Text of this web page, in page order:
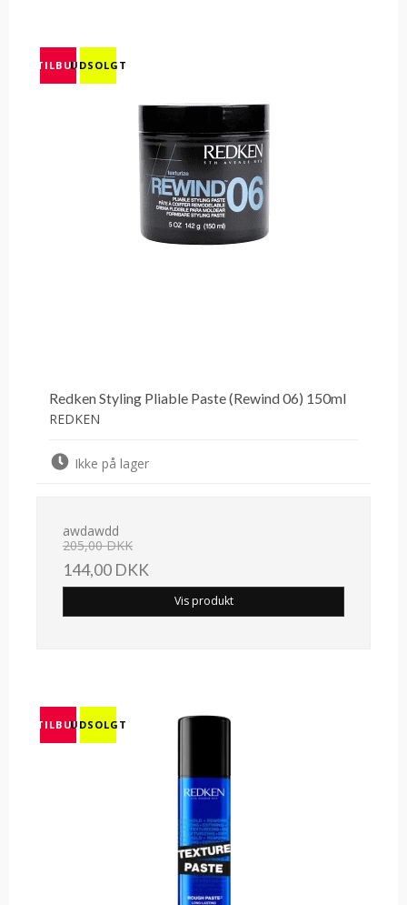
TILBUDUDSOLGT
Redken Styling Pliable Paste (Rewind 06) 150ml
REDKEN
Ikke på lager
awdawdd
205,00 DKK
144,00 DKK
Vis produkt
TILBUDUDSOLGT